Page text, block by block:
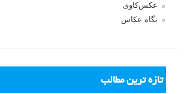
عکس‌کاوی
نگاه عکاس
تازه ترین مطالب